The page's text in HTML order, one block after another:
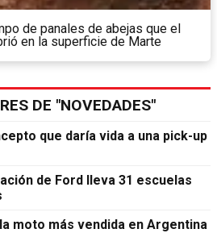
de panales de abejas que el
en la superficie de Marte
DE "NOVEDADES"
que daría vida a una pick-up
de Ford lleva 31 escuelas
moto más vendida en Argentina